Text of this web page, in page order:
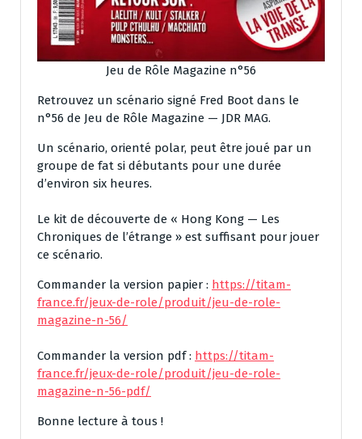
Jeu de Rôle Magazine n°56
Retrouvez un scénario signé Fred Boot dans le
n°56 de Jeu de Rôle Magazine — JDR MAG.
Un scénario, orienté polar, peut être joué par un
groupe de fat si débutants pour une durée
d’environ six heures.
Le kit de découverte de « Hong Kong — Les
Chroniques de l’étrange » est suffisant pour jouer
ce scénario.
Commander la version papier : https://titam-
france.fr/jeux-de-role/produit/jeu-de-role-
magazine-n-56/
Commander la version pdf : https://titam-
france.fr/jeux-de-role/produit/jeu-de-role-
magazine-n-56-pdf/
Bonne lecture à tous !